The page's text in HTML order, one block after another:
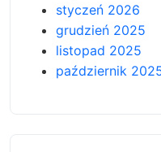
styczeń 2026
grudzień 2025
listopad 2025
październik